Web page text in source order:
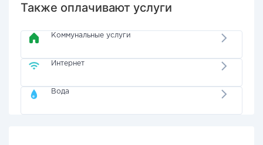
Также оплачивают услуги
Коммунальные услуги
Интернет
Вода